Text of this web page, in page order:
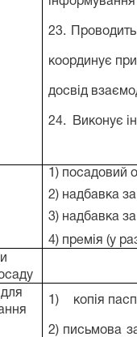
23. П
координує
досвід
24. Виконує
1) посадовий
2) надбавка
3) надбавка
4) премія (у
1) копія
2) письмова